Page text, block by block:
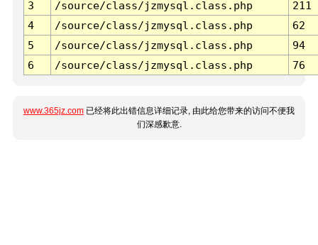
3 /source/class/jzmysql.class.php
211
4
/source/class/jzmysql.class.php
62
5
/source/class/jzmysql.class.php
94
6
/source/class/jzmysql.class.php 76
www.365jz.com 已经将此出错信息详细记录, 由此给您带来的访问不便我
们深感歉意.